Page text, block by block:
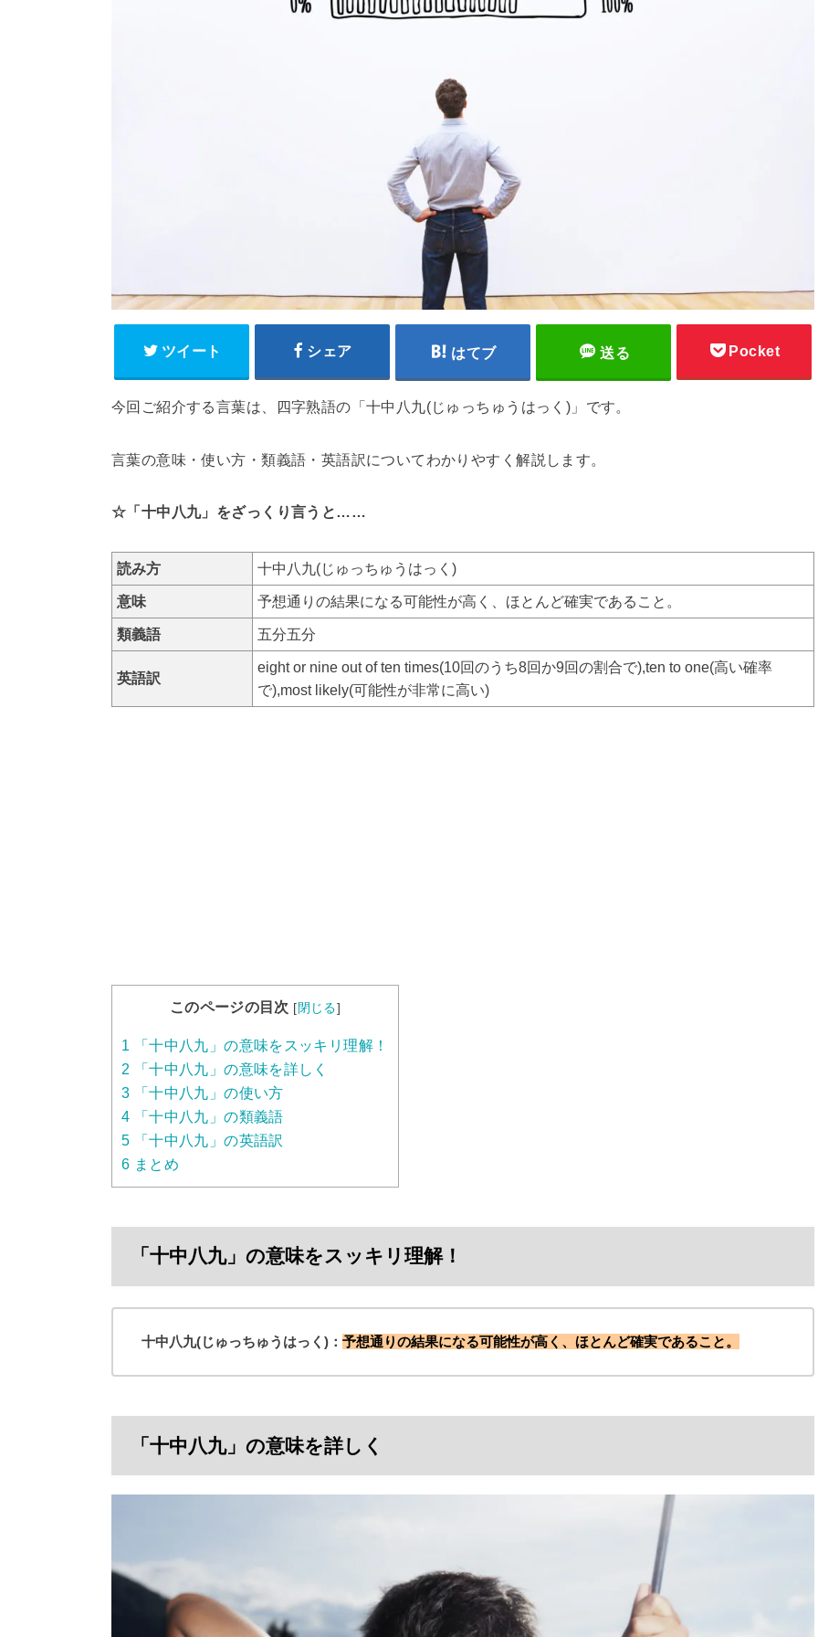
ツイート シェア はてブ 送る Pocket
今回ご紹介する言葉は、四字熟語の「十中八九(じゅっちゅうはっく)」です。
言葉の意味・使い方・類義語・英語訳についてわかりやすく解説します。
☆「十中八九」をざっくり言うと……
読み方 十中八九(じゅっちゅうはっく)
意味 予想通りの結果になる可能性が高く、ほとんど確実であること。
類義語 五分五分
英語訳
eight or nine out of ten times(10回のうち8回か9回の割合で),ten to one(高い確率
で),most likely(可能性が非常に高い)
このページの目次 [閉じる]
1 「十中八九」の意味をスッキリ理解！
2 「十中八九」の意味を詳しく
3 「十中八九」の使い方
4 「十中八九」の類義語
5 「十中八九」の英語訳
6 まとめ
「十中八九」の意味をスッキリ理解！
十中八九(じゅっちゅうはっく)： 予想通りの結果になる可能性が高く、ほとんど確実であること。
「十中八九」の意味を詳しく